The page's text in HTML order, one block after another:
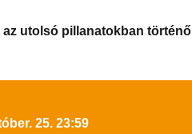
utolsó pillanatokban történő
25. 23:59